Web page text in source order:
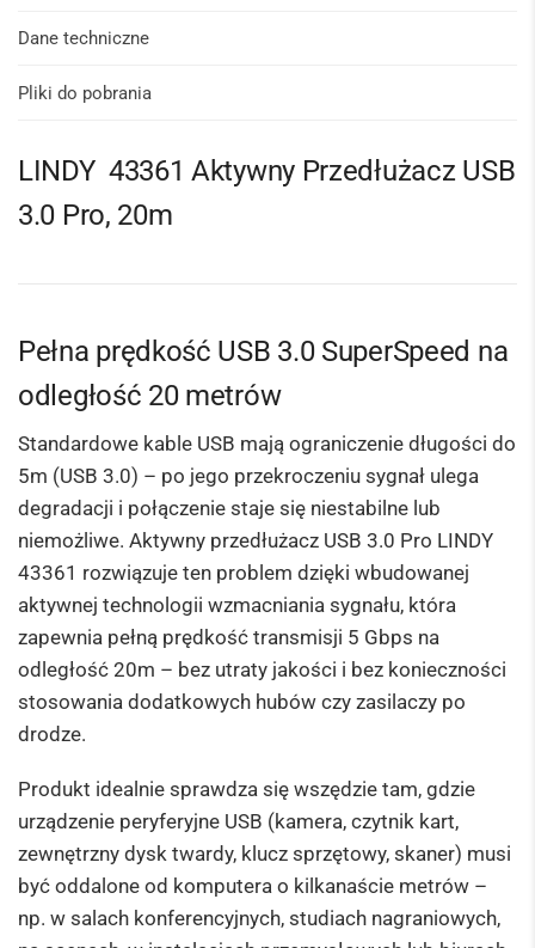
Dane techniczne
Pliki do pobrania
LINDY 43361 Aktywny Przedłużacz USB
3.0 Pro, 20m
Pełna prędkość USB 3.0 SuperSpeed na
odległość 20 metrów
Standardowe kable USB mają ograniczenie długości do
5m (USB 3.0) – po jego przekroczeniu sygnał ulega
degradacji i połączenie staje się niestabilne lub
niemożliwe. Aktywny przedłużacz USB 3.0 Pro LINDY
43361 rozwiązuje ten problem dzięki wbudowanej
aktywnej technologii wzmacniania sygnału, która
zapewnia pełną prędkość transmisji 5 Gbps na
odległość 20m – bez utraty jakości i bez konieczności
stosowania dodatkowych hubów czy zasilaczy po
drodze.
Produkt idealnie sprawdza się wszędzie tam, gdzie
urządzenie peryferyjne USB (kamera, czytnik kart,
zewnętrzny dysk twardy, klucz sprzętowy, skaner) musi
być oddalone od komputera o kilkanaście metrów –
np. w salach konferencyjnych, studiach nagraniowych,